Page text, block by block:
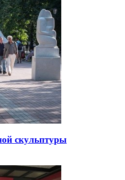
скульптуры